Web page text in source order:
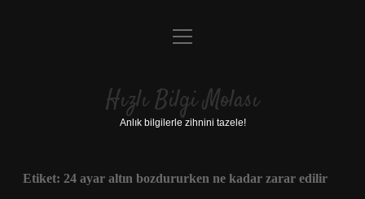
Anasayfa
Yasal Uyarı
menüyü
Hızlı Bilgi Molası
Anlık bilgilerle zihnini tazele!
Etiket: 24 ayar altın bozdururken ne kadar zarar edilir